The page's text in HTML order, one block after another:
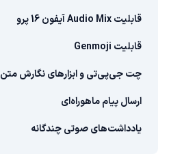
قابلیت Audio Mix آیفون 16 پرو
قابلیت Genmoji
چت جی‌پی‌تی و ابزارهای نگارش متن
ارسال پیام ماهوراه‌ای
یادداشت‌های صوتی چندگانه